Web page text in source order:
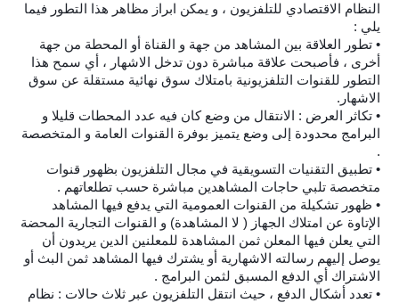
النظام الاقتصادي للتلفزيون ، و يمكن ابراز مظاهر هذا التطور فيما
يلي :
• تطور العلاقة بين المشاهد من جهة و القناة أو المحطة من جهة
أخرى ، فأصبحت علاقة مباشرة دون تدخل الاشهار ، أي سمح هذا
التطور للقنوات التلفزيونية بامتلاك سوق نهائية مستقلة عن سوق
الاشهار.
• تكاثر العرض : الانتقال من وضع كان فيه عدد المحطات قليلا و
البرامج محدودة إلى وضع يتميز بوفرة القنوات العامة و المتخصصة
.
• تطبيق التقنيات التسويقية في مجال التلفزيون بظهور قنوات
متخصصة تلبي حاجات المشاهدين مباشرة حسب تطلعاتهم .
• ظهور تشكيلة من القنوات العمومية التي يدفع فيها المشاهد
الإتاوة عن امتلاك الجهاز ( لا المشاهدة) و القنوات التجارية المحضة
التي يعلن فيها المعلن ثمن المشاهدة للمعلنين الدين يريدون أن
يوصل إليهم رسالته الاشهارية أو يشترك فيها المشاهد ثمن البث أو
الاشتراك أي الدفع المسبق لثمن البرامج .
• تعدد أشكال الدفع ، حيث انتقل التلفزيون عبر ثلاث حالات : نظام